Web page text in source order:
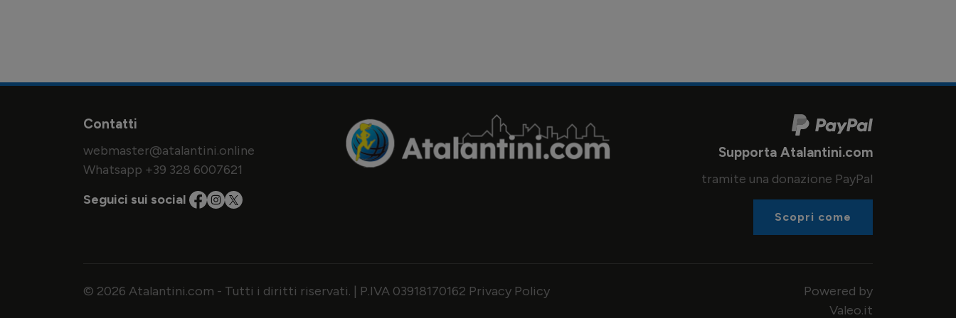
Contatti
webmaster@atalantini.online
Whatsapp +39 328 6007621
Seguici sui social
Supporta Atalantini.com
tramite una donazione PayPal
Scopri come
© 2026 Atalantini.com - Tutti i diritti riservati. | P.IVA 03918170162 Privacy Policy
Powered by
Valeo.it